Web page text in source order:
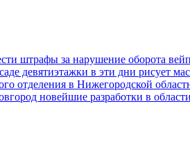
штрафы за нарушение оборота
девятиэтажки в эти дни рисует
отделения в Нижегородской
новейшие разработки в